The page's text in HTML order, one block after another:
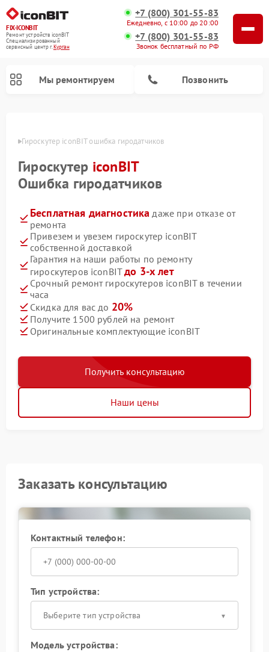
FIX-ICONBIT
Ремонт устройств iconBIT
Специализированный
cервисный центр г.Курган
+7 (800) 301-55-83
Ежедневно, с 10:00 до 20:00
+7 (800) 301-55-83
Звонок бесплатный по РФ
Мы ремонтируем Позвонить
Гироскутер iconBIT ошибка гиродатчиков
Гироскутер iconBIT
Ошибка гиродатчиков
Бесплатная диагностика даже при отказе от
ремонта
Привезем и увезем гироскутер iconBIT
собственной доставкой
Гарантия на наши работы по ремонту
гироскутеров iconBITдо 3-х лет
Срочный ремонт гироскутеров iconBIT в течении
часа
Скидка для вас до 20%
Получите 1500 рублей на ремонт
Оригинальные комплектующие iconBIT
Получить консультацию
Наши цены
Заказать консультацию
Контактный телефон:
Тип устройства:
Выберите тип устройства
Модель устройства: